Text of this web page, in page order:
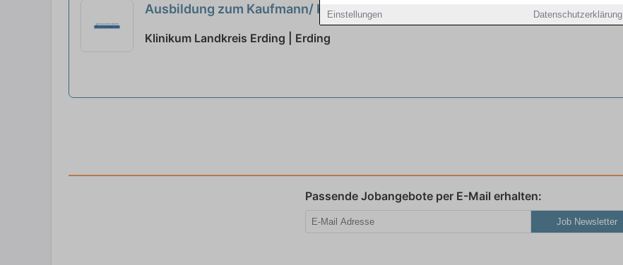
Einstellungen Datenschutzerklärung
Ausbildung zum Kaufmann/ Kauffrau (w/m/d) im Gesundheitswesen neu
Klinikum Landkreis Erding | Erding
Passende Jobangebote per E-Mail erhalten:
Job Newsletter